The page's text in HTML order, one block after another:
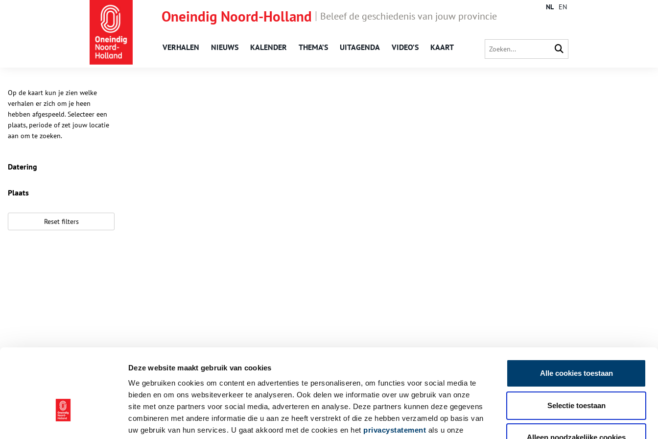
Deze website maakt gebruik van cookies
We gebruiken cookies om content en advertenties te personaliseren, om functies voor social media te
bieden en om ons websiteverkeer te analyseren. Ook delen we informatie over uw gebruik van onze
site met onze partners voor social media, adverteren en analyse. Deze partners kunnen deze gegevens
combineren met andere informatie die u aan ze heeft verstrekt of die ze hebben verzameld op basis van
uw gebruik van hun services. U gaat akkoord met de cookies en het privacystatement als u onze
Alle cookies toestaan
Selectie toestaan
Alleen noodzakelijke cookies
Oneindig Noord-Holland Beleef de geschiedenis van jouw provincie
VERHALEN NIEUWS KALENDER THEMA’S UITAGENDA VIDEO’S KAART
NL EN
Op de kaart kun je zien welke
verhalen er zich om je heen
hebben afgespeeld. Selecteer een
plaats, periode of zet jouw locatie
aan om te zoeken.
Datering
Plaats
Reset filters